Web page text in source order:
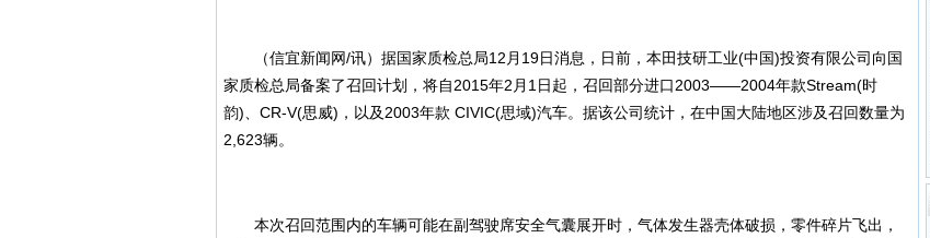
（信宜新闻网/讯）据国家质检总局12月19日消息，日前，本田技研工业(中国)投资有限公司向国
家质检总局备案了召回计划，将自2015年2月1日起，召回部分进口2003——2004年款Stream(时
韵)、CR-V(思威)，以及2003年款 CIVIC(思域)汽车。据该公司统计，在中国大陆地区涉及召回数量为
2,623辆。
本次召回范围内的车辆可能在副驾驶席安全气囊展开时，气体发生器壳体破损，零件碎片飞出，